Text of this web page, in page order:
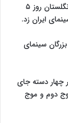
مجله فرهنگی «فاراوت/farout» مربوط به کشور انگلستان روز ۵
سینمای
چهار دسته جای
دوم و موج